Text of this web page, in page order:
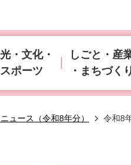
・文化・
スポーツ
しごと・産
・まちづく
ュース（令和8年分） 令和8